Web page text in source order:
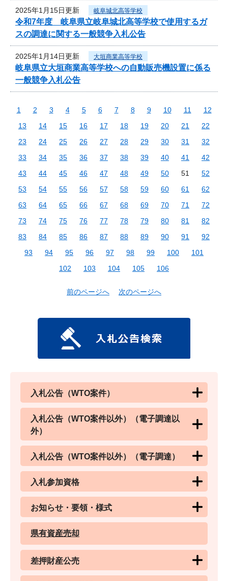
2025年1月15日更新 岐阜城北高等学校
令和7年度 岐阜県立岐阜城北高等学校で使用するガ
スの調達に関する一般競争入札公告
2025年1月14日更新 大垣商業高等学校
岐阜県立大垣商業高等学校への自動販売機設置に係る
一般競争入札公告
1 2 3 4 5 6 7 8 9 10 11
12
13
14 15 16 17 18 19 20 21
22
23
24 25 26 27 28 29 30 31
32
33
34 35 36 37 38 39 40 41
42
43
44 45 46 47 48 49 50 51
52
53
54 55 56 57 58 59 60 61
62
63
64 65 66 67 68 69 70 71
72
73
74 75 76 77 78 79 80 81
82
83
84 85 86 87 88 89 90 91
92
93
94 95 96 97 98 99 100
101
102
103 104 105 106
前のページへ 次のページへ
入札公告（WTO案件）
入札公告（WTO案件以外）（電子調達以
外）
入札公告（WTO案件以外）（電子調達）
入札参加資格
お知らせ・要領・様式
県有資産売却
差押財産公売